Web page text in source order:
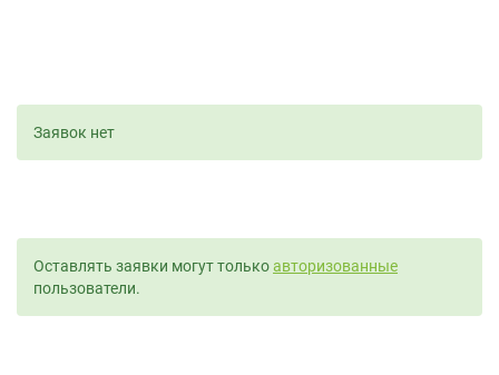
Заявок нет
Оставлять заявки могут толькоавторизованные
пользователи.